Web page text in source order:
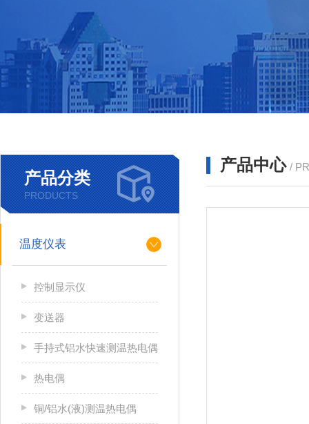
产品分类
PRODUCTS
温度仪表
控制显示仪
变送器
手持式铝水快速测温热电偶
热电偶
铜/铝水(液)测温热电偶
产品中心 /